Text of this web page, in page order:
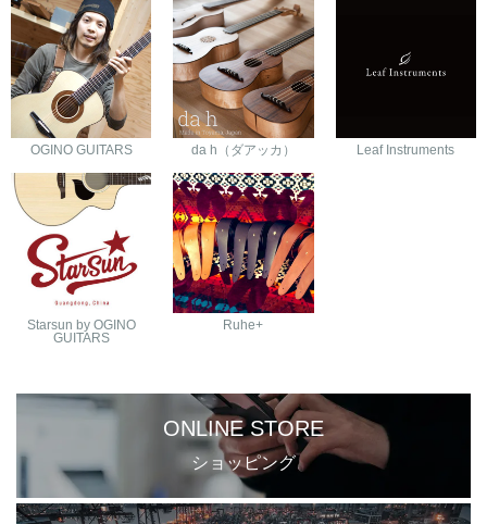
OGINO GUITARS da h（ダアッカ） Leaf Instruments
Starsun by OGINO
GUITARS
Ruhe+
ONLINE STORE
ショッピング